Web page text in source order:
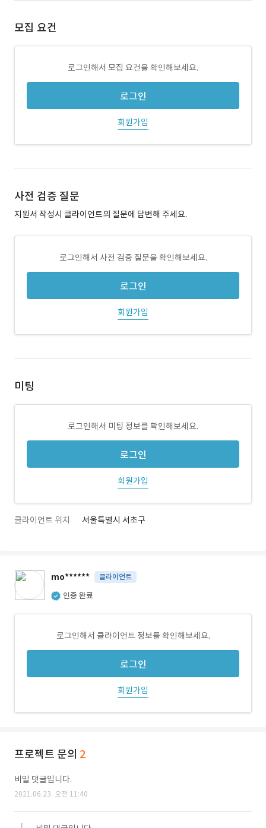
모집 요건
로그인해서 모집 요건을 확인해보세요.
로그인
회원가입
사전 검증 질문
지원서 작성시 클라이언트의 질문에 답변해 주세요.
로그인해서 사전 검증 질문을 확인해보세요.
로그인
회원가입
미팅
로그인해서 미팅 정보를 확인해보세요.
로그인
회원가입
클라이언트 위치 서울특별시 서초구
mo****** 클라이언트
인증 완료
로그인해서 클라이언트 정보를 확인해보세요.
로그인
회원가입
프로젝트 문의 2
비밀 댓글입니다.
2021.06.23. 오전 11:40